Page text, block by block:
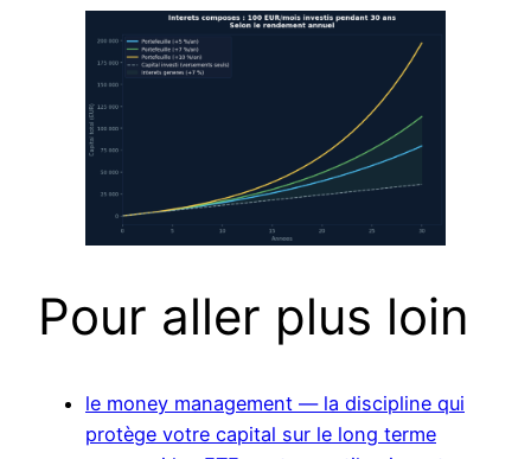
Pour aller plus loin
le money management — la discipline qui
protège votre capital sur le long terme